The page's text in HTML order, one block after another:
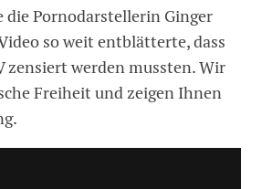
die Pornodarstellerin Ginger
so weit entblätterte, dass
zensiert werden mussten. Wir
Freiheit und zeigen Ihnen